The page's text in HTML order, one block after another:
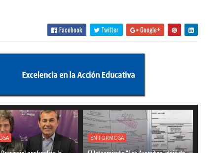
Facebook Twitter Google+
EN FORMOSA